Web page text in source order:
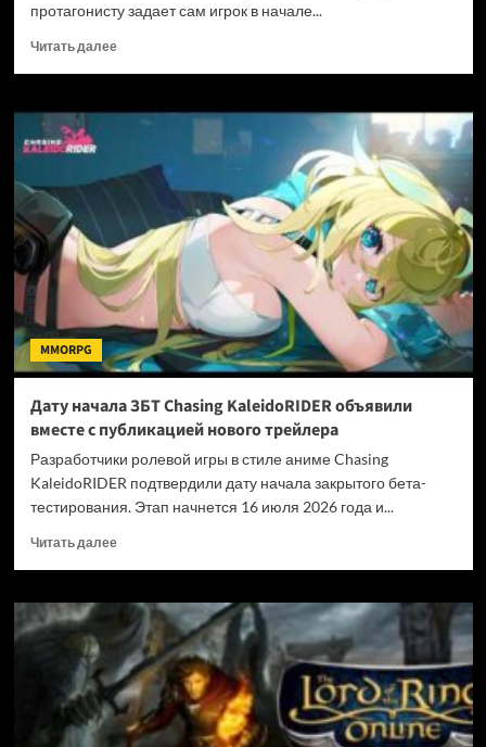
протагонисту задает сам игрок в начале...
Читать далееПрочитать
героя
Revival
MMORPG
Дату начала ЗБТ Chasing KaleidoRIDER объявили
вместе с публикацией нового трейлера
Разработчики ролевой игры в стиле аниме Chasing
KaleidoRIDER подтвердили дату начала закрытого бета-
тестирования. Этап начнется 16 июля 2026 года и...
Читать далееПрочитать
Дату
начала
ЗБТ
Chasing
KaleidoRIDER
объявили
вместе